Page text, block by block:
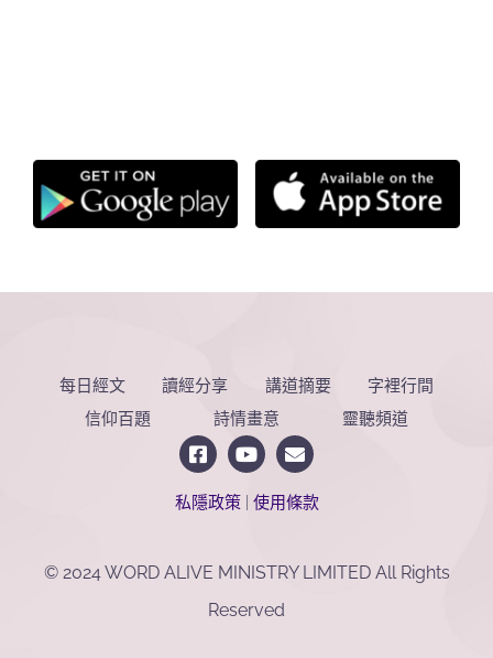
每日經文 讀經分享 講道摘要
字裡行間
信仰百題
詩情畫意 靈聽頻道
私隱政策| 使用條款
© 2024 WORD ALIVE MINISTRY LIMITED All Rights
Reserved